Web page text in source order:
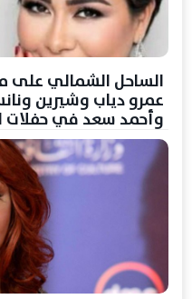
الساحل الشمالي على
عمرو دياب وشيرين
وأحمد سعد في حفلات